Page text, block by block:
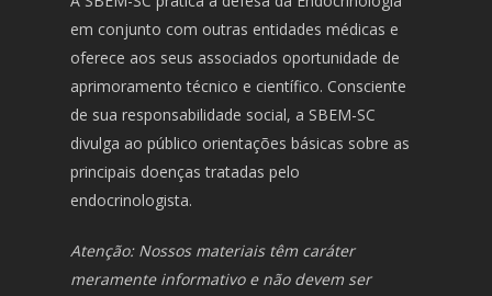
em conjunto com outras entidades médicas e
oferece aos seus associados oportunidade de
aprimoramento técnico e científico. Consciente
de sua responsabilidade social, a SBEM-SC
divulga ao público orientações básicas sobre as
principais doenças tratadas pelo
endocrinologista.
Atenção: Nossos materiais têm caráter
meramente informativo e não devem ser